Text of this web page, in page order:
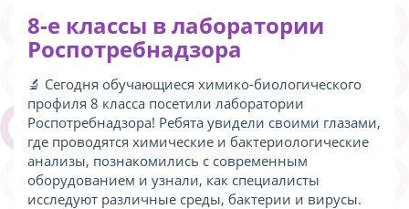
8-е классы в лаборатории
Роспотребнадзора
🔬 Сегодня обучающиеся химико-биологического
профиля 8 класса посетили лаборатории
Роспотребнадзора! Ребята увидели своими глазами,
где проводятся химические и бактериологические
анализы, познакомились с современным
оборудованием и узнали, как специалисты
исследуют различные среды, бактерии и вирусы.